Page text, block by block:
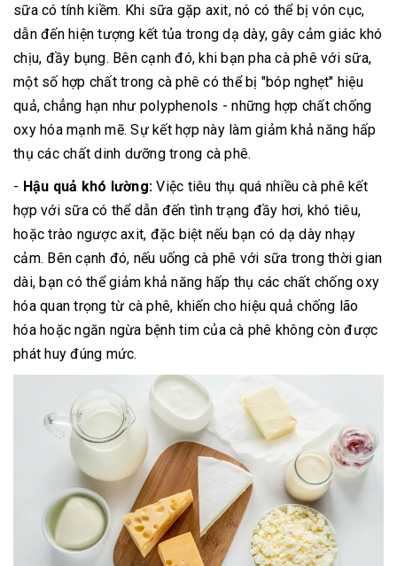
sữa có tính kiềm. Khi sữa gặp axit, nó có thể bị vón cục,
dẫn đến hiện tượng kết tủa trong dạ dày, gây cảm giác khó
chịu, đầy bụng. Bên cạnh đó, khi bạn pha cà phê với sữa,
một số hợp chất trong cà phê có thể bị "bóp nghẹt" hiệu
quả, chẳng hạn như polyphenols - những hợp chất chống
oxy hóa mạnh mẽ. Sự kết hợp này làm giảm khả năng hấp
thụ các chất dinh dưỡng trong cà phê.
- Hậu quả khó lường: Việc tiêu thụ quá nhiều cà phê kết
hợp với sữa có thể dẫn đến tình trạng đầy hơi, khó tiêu,
hoặc trào ngược axit, đặc biệt nếu bạn có dạ dày nhạy
cảm. Bên cạnh đó, nếu uống cà phê với sữa trong thời gian
dài, bạn có thể giảm khả năng hấp thụ các chất chống oxy
hóa quan trọng từ cà phê, khiến cho hiệu quả chống lão
hóa hoặc ngăn ngừa bệnh tim của cà phê không còn được
phát huy đúng mức.